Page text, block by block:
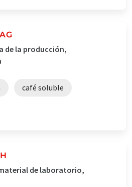
de la producción,
café soluble
de laboratorio,